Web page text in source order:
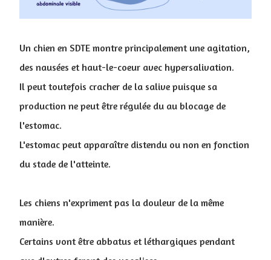
Un chien en SDTE montre principalement une agitation,
des nausées et haut-le-coeur avec hypersalivation.
Il peut toutefois cracher de la salive puisque sa
production ne peut être régulée du au blocage de
l'estomac.
L'estomac peut apparaître distendu ou non en fonction
du stade de l'atteinte.
Les chiens n'expriment pas la douleur de la même
manière.
Certains vont être abbatus et léthargiques pendant